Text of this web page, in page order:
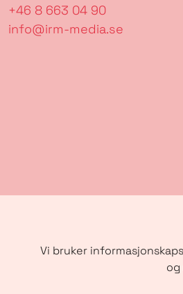
Vi bruker
+46 8 663 04 90
info@irm-media.se